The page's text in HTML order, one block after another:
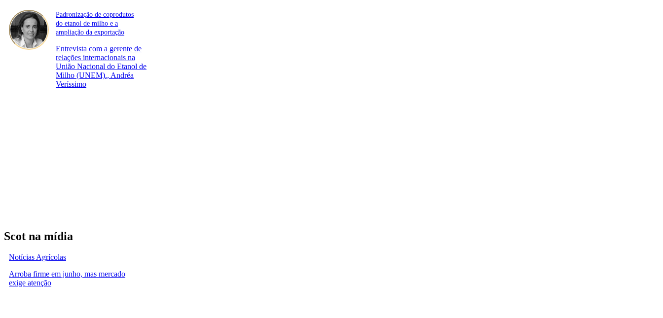
Padronização de coprodutos
do etanol de milho e a
ampliação da exportação
Entrevista com a gerente de
relações internacionais na
União Nacional do Etanol de
Milho (UNEM)., Andréa
Veríssimo
Scot na mídia
Notícias Agrícolas
Arroba firme em junho, mas mercado
exige atenção